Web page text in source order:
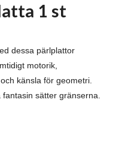
1 st
dessa pärlplattor
motorik,
känsla för geometri.
sätter gränserna.